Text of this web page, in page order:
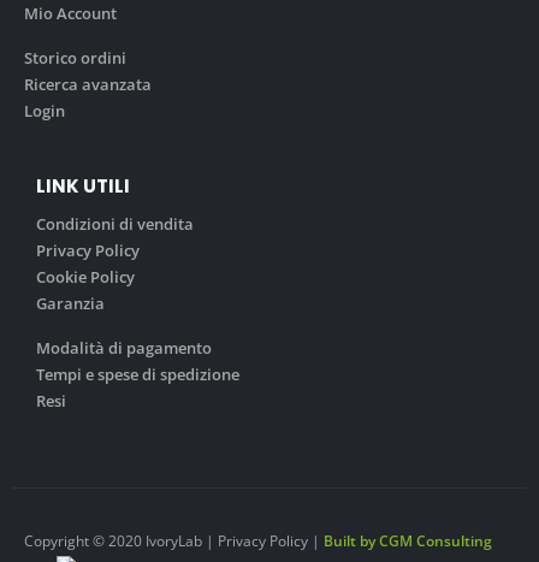
Mio Account
Storico ordini
Ricerca avanzata
Login
LINK UTILI
Condizioni di vendita
Privacy Policy
Cookie Policy
Garanzia
Modalità di pagamento
Tempi e spese di spedizione
Resi
Copyright © 2020 IvoryLab | Privacy Policy | Built by CGM Consulting